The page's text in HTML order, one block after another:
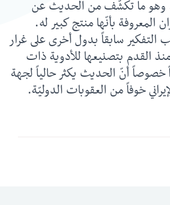
وهو ما تكشّف من الحديث عن
المعروفة بأنّها منتج كبير له.
التفكير سابقاً بدول أخرى على غرار
القدم بتصنيعها للأدوية ذات
خصوصاً أنّ الحديث يكثر حالياً لجهة
خوفاً من العقوبات الدوليّة.